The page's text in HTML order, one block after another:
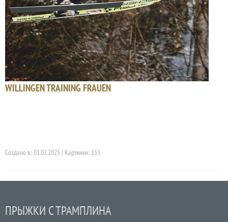
WILLINGEN TRAINING FRAUEN
Создано в: 01.02.2025 | Картинки: 153
ПРЫЖКИ С ТРАМПЛИНА